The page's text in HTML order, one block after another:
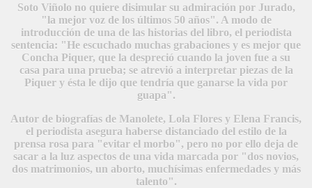
Soto Viñolo no quiere disimular su admiración por Jurado,
"la mejor voz de los últimos 50 años". A modo de
introducción de una de las historias del libro, el periodista
sentencia: "He escuchado muchas grabaciones y es mejor que
Concha Piquer, que la despreció cuando la joven fue a su
casa para una prueba; se atrevió a interpretar piezas de la
Piquer y ésta le dijo que tendría que ganarse la vida por
guapa".
Autor de biografías de Manolete, Lola Flores y Elena Francis,
el periodista asegura haberse distanciado del estilo de la
prensa rosa para "evitar el morbo", pero no por ello deja de
sacar a la luz aspectos de una vida marcada por "dos novios,
dos matrimonios, un aborto, muchísimas enfermedades y más
talento".